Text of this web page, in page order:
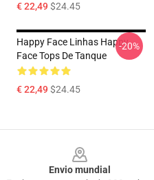
€ 22,49$24.45
Happy Face Linhas Happy
Face Tops De Tanque
€ 22,49$24.45
-20%
Envio mundial